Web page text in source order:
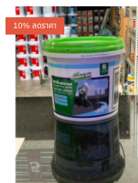
10% ลดราคา